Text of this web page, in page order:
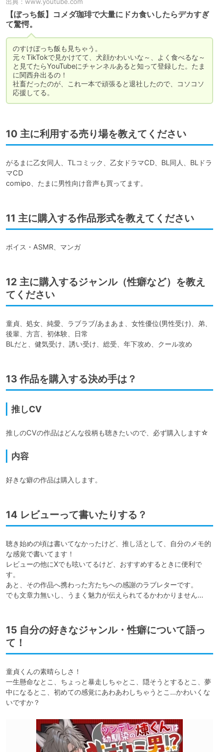
出典： www.youtube.com
【ぼっち飯】コメダ珈琲で大量にドカ食いしたらデカすぎ
て驚愕。
のすけぼっち飯も見ちゃう。
元々TikTokで見かけてて、犬顔かわいいな～、よく食べるな～
と見てたらYouTubeにチャンネルあると知って登録した。たま
に関西弁出るの！
社畜だったのが、これ一本で頑張ると退社したので、コソコソ
10 主に利用する売り場を教えてください
がるまに乙女同人、TLコミック、乙女ドラマCD、BL同人、BLドラ
マCD
comipo、たまに男性向け音声も買ってます。
11 主に購入する作品形式を教えてください
ボイス・ASMR、マンガ
12 主に購入するジャンル（性癖など）を教え
てください
童貞、処女、純愛、ラブラブ/あまあま、女性優位(男性受け)、弟、
後輩、方言、初体験、日常
BLだと、健気受け、誘い受け、総受、年下攻め、クール攻め
13 作品を購入する決め手は？
推しCV
推しのCVの作品はどんな役柄も聴きたいので、必ず購入します☆
内容
14 レビューって書いたりする？
聴き始めの頃は書いてなかったけど、推し活として、自分のメモ的
な感覚で書いてます！
レビューの他にXでも呟いてるけど、おすすめするときに便利で
す。
あと、その作品へ携わった方たちへの感謝のラブレターです。
でも文章力無いし、うまく魅力が伝えられてるかわかりません…
15 自分の好きなジャンル・性癖について語っ
て！
童貞くんの素晴らしさ！
一生懸命なとこ、ちょっと暴走しちゃとこ、隠そうとするとこ、夢
中になるとこ、初めての感覚にあわあわしちゃうとこ…かわいくな
いですか？